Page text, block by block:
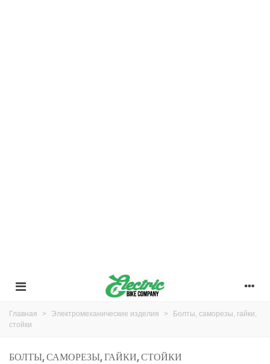
Главная > Электромеханические изделия >
Болты, саморезы, гайки,
стойки
БОЛТЫ, САМОРЕЗЫ, ГАЙКИ, СТОЙКИ